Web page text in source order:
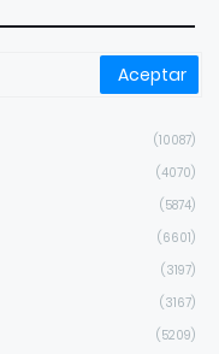
(10087)
(4070)
(5874)
(6601)
(3197)
(3167)
(5209)